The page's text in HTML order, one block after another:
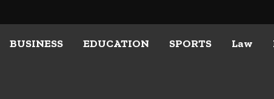
BUSINESS EDUCATION SPORTS Law